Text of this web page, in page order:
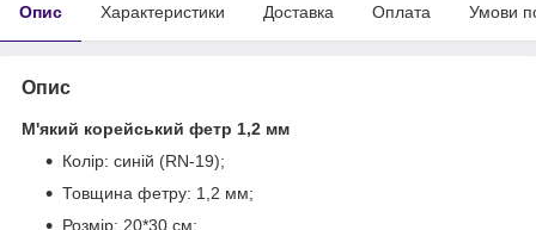
Опис Характеристики Доставка Оплата Умови
Опис
М'який корейський фетр 1,2 мм
Колір: синій (RN-19);
Товщина фетру: 1,2 мм;
Розмір: 20*30 см;